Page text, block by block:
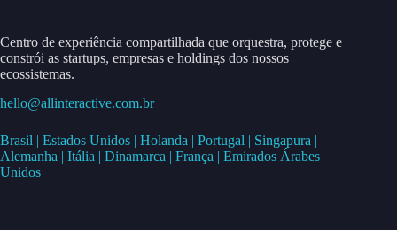
Centro de experiência compartilhada que orquestra, protege e
constrói as startups, empresas e holdings dos nossos
ecossistemas.
hello@allinteractive.com.br
Brasil | Estados Unidos | Holanda | Portugal | Singapura |
Alemanha | Itália | Dinamarca | França | Emirados Árabes
Unidos